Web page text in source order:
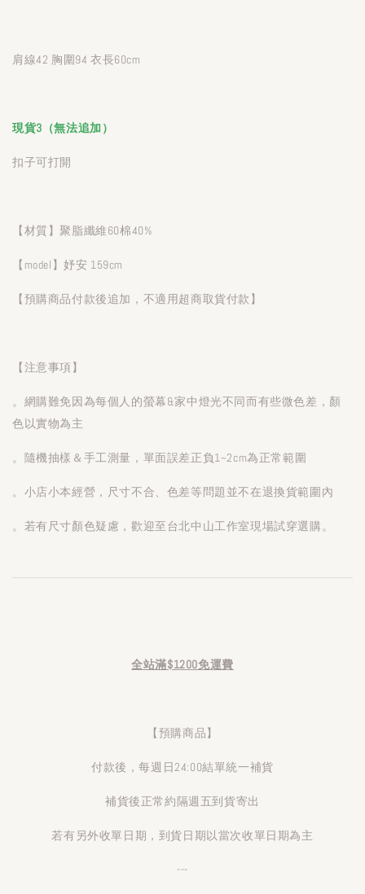
肩線42 胸圍94 衣長60cm
現貨3（無法追加）
扣子可打開
【材質】聚脂纖維60棉40%
【model】妤安 159cm
【預購商品付款後追加，不適用超商取貨付款】
【注意事項】
。網購難免因為每個人的螢幕&家中燈光不同而有些微色差，顏
色以實物為主
。隨機抽樣＆手工測量，單面誤差正負1~2cm為正常範圍
。小店小本經營，尺寸不合、色差等問題並不在退換貨範圍內
。若有尺寸顏色疑慮，歡迎至台北中山工作室現場試穿選購。
全站滿$1200免運費
【預購商品】
付款後，每週日24:00結單統一補貨
補貨後正常約隔週五到貨寄出
若有另外收單日期，到貨日期以當次收單日期為主
---